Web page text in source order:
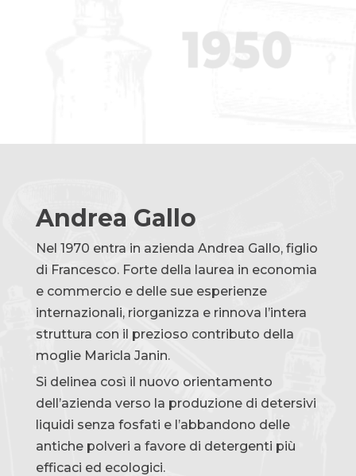
Andrea Gallo
Nel 1970 entra in azienda Andrea Gallo, figlio
di Francesco. Forte della laurea in economia
e commercio e delle sue esperienze
internazionali, riorganizza e rinnova l’intera
struttura con il prezioso contributo della
moglie Maricla Janin.
Si delinea così il nuovo orientamento
dell’azienda verso la produzione di detersivi
liquidi senza fosfati e l’abbandono delle
antiche polveri a favore di detergenti più
efficaci ed ecologici.